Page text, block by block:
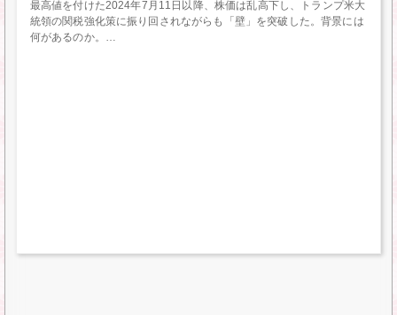
最高値を付けた2024年7月11日以降、株価は乱高下し、トランプ米大
統領の関税強化策に振り回されながらも「壁」を突破した。背景には
何があるのか。